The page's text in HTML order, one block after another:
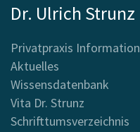
Dr. Ulrich Strunz
Privatpraxis Information
Aktuelles
Wissensdatenbank
Vita Dr. Strunz
Schrifttumsverzeichnis